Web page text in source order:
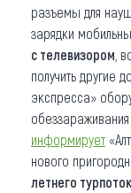
разъемы для
зарядки
с телевизором ,
получить другие
экспресса»
информирует
нового
летнего